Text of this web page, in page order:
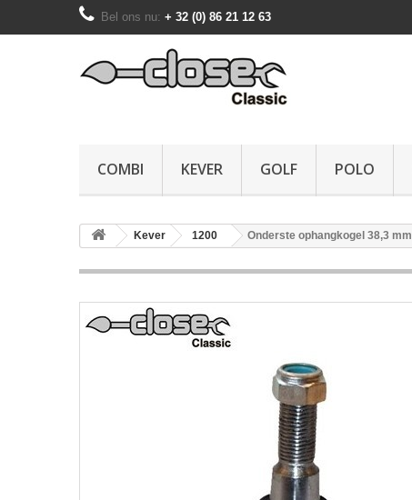
Bel ons nu: + 32 (0) 86 21 12 63
COMBI KEVER GOLF POLO
Kever 1200 Onderste ophangkogel 38,3 mm